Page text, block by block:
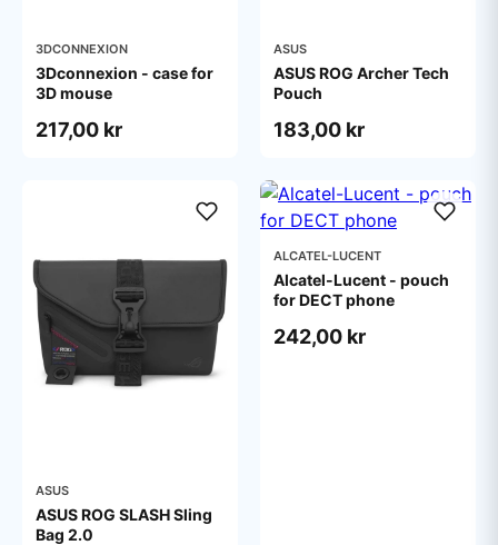
3DCONNEXION
3Dconnexion - case for
3D mouse
217,00 kr
ASUS
ASUS ROG Archer Tech
Pouch
183,00 kr
ASUS
ASUS ROG SLASH Sling
Bag 2.0
ALCATEL-LUCENT
Alcatel-Lucent - pouch
for DECT phone
242,00 kr